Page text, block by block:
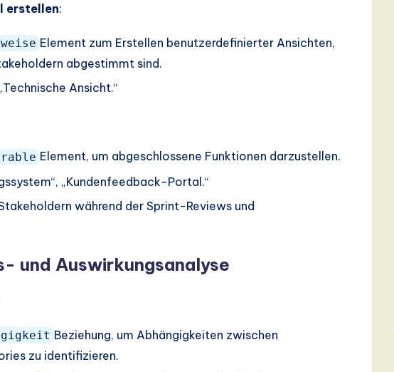
erstellen:
Element zum Erstellen benutzerdefinierter Ansichten,
abgestimmt sind.
Ansicht.“
Element, um abgeschlossene Funktionen darzustellen.
„Kundenfeedback-Portal.“
während der Sprint-Reviews und
und Auswirkungsanalyse
Beziehung, um Abhängigkeiten zwischen
zu identifizieren.